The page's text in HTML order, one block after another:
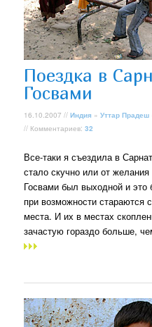
Поездка в
Госвами
16.10.2007 //Индия »Уттар Прадеш
// Комментариев:32
Все-таки я съездила в
стало скучно или от
Госвами был выходной и
при возможности стараются
места. И их в местах
зачастую гораздо больше,